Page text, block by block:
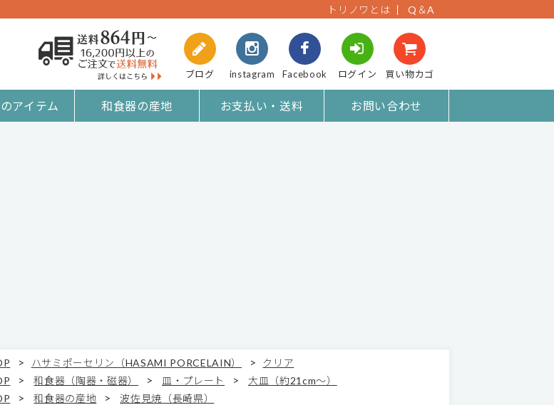
トリノワとは Q＆A
ブログ instagram Facebook ログイン 買い物カゴ
アイテム 和食器の産地 お支払い・送料 お問い合わせ
> ハサミポーセリン（HASAMI PORCELAIN） >
クリア
> 和食器（陶器・磁器） > 皿・プレート >
大皿（約21cm～）
> 和食器の産地 > 波佐見焼（長崎県）